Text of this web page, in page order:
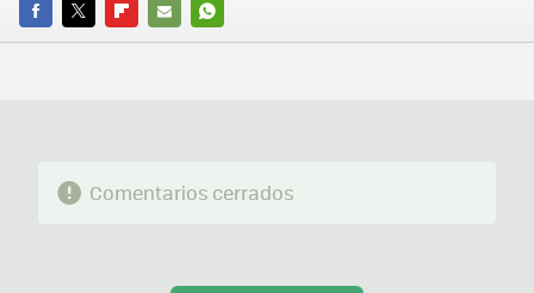
FACEBOOK
TWITTERFLIPBOARD
E-
WHATSAPP
Comentarios cerrados